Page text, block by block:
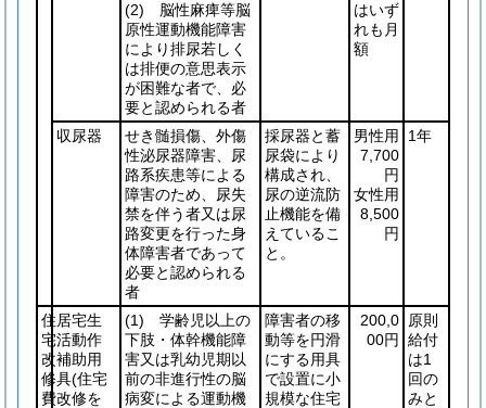
(2) 脳性麻痺等脳
原性運動機能障害
により排尿若しく
は排便の意思表示
が困難な者で、必
要と認められる者
はいず
れも月
額
収尿器
せき髄損傷、外傷
性泌尿器障害、尿
路系疾患等による
障害のため、尿失
禁を伴う者又は尿
路変更を行った身
体障害者であって
必要と認められる
者
採尿器と蓄
尿袋により
構成され、
尿の逆流防
止機能を備
えているこ
と。
男性用
7,700
円
女性用
8,500
円
1年
住
宅
改
修
費
居宅生
活動作
補助用
具(住宅
改修を
(1) 学齢児以上の
下肢・体幹機能障
害又は乳幼児期以
前の非進行性の脳
病変による運動機
障害者の移
動等を円滑
にする用具
で設置に小
規模な住宅
200,0
00円
原則
給付
は1
回の
みと